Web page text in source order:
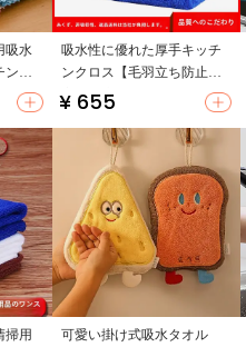
吸水
ン
たな
吸水性に優れた厚手キッチ
ンクロス【毛羽立ち防止・
家具や床用】
¥ 655
掃用
可愛い掛け式吸水タオル